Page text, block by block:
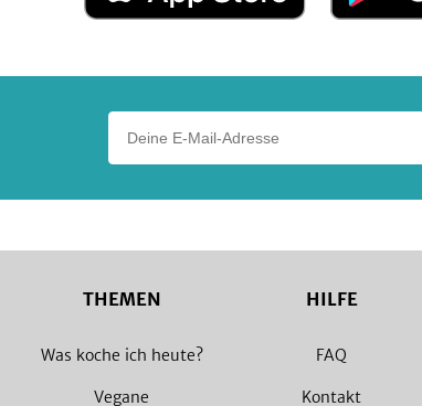
App
Google
THEMEN
Was koche ich heute?
Vegane
HILFE
FAQ
Kontakt